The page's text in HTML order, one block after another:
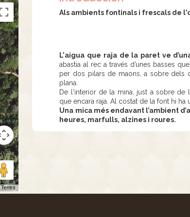
Terms
Als ambients fontinals i frescals de
L'aigua que raja de la paret ve
abastia al rec a través d’unes basses
per dos pilars de maons, a sobre dels
plana.
De l'interior de la mina, just a sobre de
que encara raja. Al costat de la font hi
Una mica més endavant l’ambient
heures, marfulls, alzines i roures.